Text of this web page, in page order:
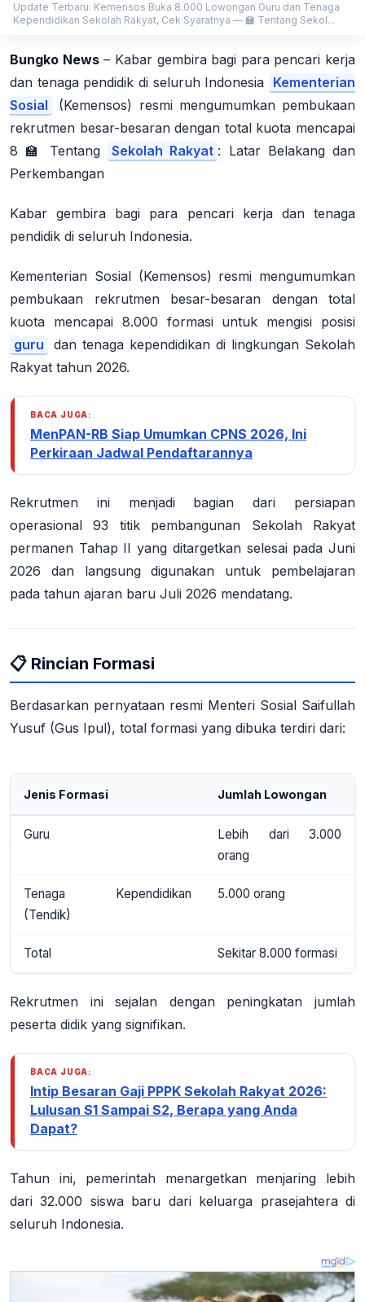
Update Terbaru: Kemensos Buka 8.000 Lowongan Guru dan Tenaga
Kependidikan Sekolah Rakyat, Cek Syaratnya — 🏫 Tentang Sekol...
Bungko News– Kabar gembira bagi para pencari kerja
dan tenaga pendidik di seluruh Indonesia Kementerian
Sosial
(Kemensos) resmi mengumumkan pembukaan
rekrutmen besar-besaran dengan total kuota mencapai
8 🏫 Tentang
Sekolah Rakyat : Latar Belakang dan
Perkembangan
Kabar gembira bagi para pencari kerja dan tenaga
pendidik di seluruh Indonesia.
Kementerian Sosial (Kemensos) resmi mengumumkan
pembukaan rekrutmen besar-besaran dengan total
kuota mencapai 8.000 formasiuntuk mengisi posisi
guru
dan tenaga kependidikan di lingkungan Sekolah
Rakyat tahun 2026.
BACA JUGA:
MenPAN-RB Siap Umumkan CPNS 2026, Ini
Perkiraan Jadwal Pendaftarannya
Rekrutmen ini menjadi bagian dari persiapan
operasional93 titik pembangunan Sekolah Rakyat
permanen Tahap II yang ditargetkan selesai pada Juni
2026 dan langsung digunakan untuk pembelajaran
pada tahun ajaran baru Juli 2026 mendatang.
📋 Rincian Formasi
Berdasarkan pernyataan resmi Menteri Sosial Saifullah
Yusuf (Gus Ipul), total formasi yang dibuka terdiri dari:
Jenis Formasi Jumlah Lowongan
Guru
Lebih dari 3.000
orang
Tenaga Kependidikan
(Tendik)
5.000 orang
Total Sekitar 8.000 formasi
Rekrutmen ini sejalan dengan peningkatan jumlah
peserta didik yang signifikan.
BACA JUGA:
Intip Besaran Gaji PPPK Sekolah Rakyat 2026:
Lulusan S1 Sampai S2, Berapa yang Anda
Dapat?
Tahun ini, pemerintah menargetkan menjaring lebih
dari32.000 siswa baru dari keluarga prasejahtera di
seluruh Indonesia.